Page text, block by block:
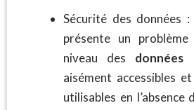
Sécurité des données
présente un
niveau des
aisément accessibles
utilisables en